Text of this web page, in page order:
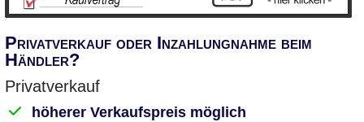
Privatverkauf oder Inzahlungnahme beim
Händler?
Privatverkauf
höherer Verkaufspreis möglich